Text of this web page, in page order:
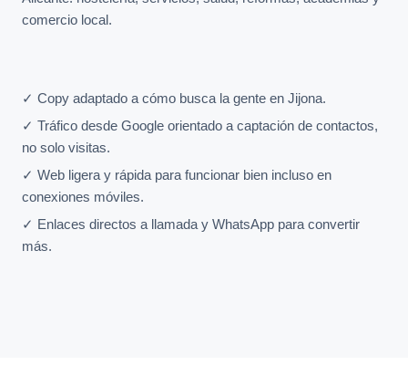
comercio local.
✓ Copy adaptado a cómo busca la gente en Jijona.
✓ Tráfico desde Google orientado a captación de contactos,
no solo visitas.
✓ Web ligera y rápida para funcionar bien incluso en
conexiones móviles.
✓ Enlaces directos a llamada y WhatsApp para convertir
más.